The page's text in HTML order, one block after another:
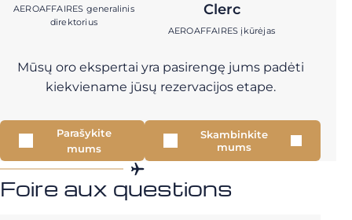
AEROAFFAIRES generalinis
direktorius
Clerc
AEROAFFAIRES įkūrėjas
Mūsų oro ekspertai yra pasirengę jums padėti
kiekviename jūsų rezervacijos etape.
Parašykite
mums
Skambinkite
mums
Foire aux questions